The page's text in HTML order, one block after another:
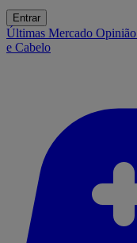
Entrar
Últimas Mercado Opinião
e Cabelo